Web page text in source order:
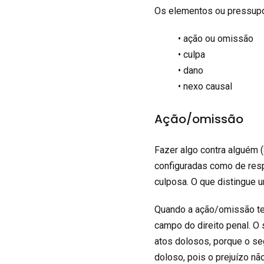
Os elementos ou
• ação ou omissão
• culpa
• dano
• nexo causal
Ação/omissão
Fazer algo contra
configuradas como de
culposa. O que distingue
Quando a ação/omissão
campo do direito penal.
atos dolosos, porque o
doloso, pois o prejuízo